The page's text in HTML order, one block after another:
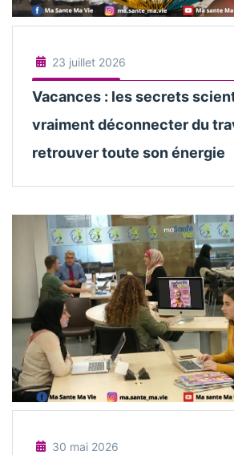
23 juillet 2026
Vacances : les secrets
vraiment déconnecter du
retrouver toute son énergie
30 mai 2026